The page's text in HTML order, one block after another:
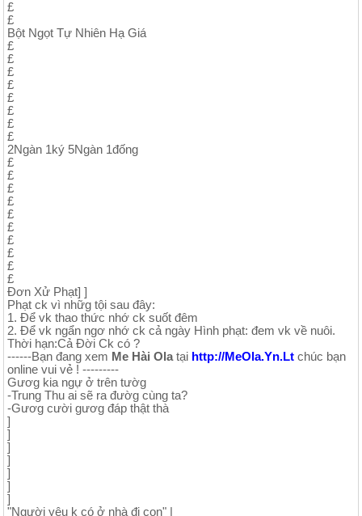
£
£
Bột Ngọt Tự Nhiên Hạ Giá
£
£
£
£
£
£
£
£
2Ngàn 1ký 5Ngàn 1đống
£
£
£
£
£
£
£
£
£
£
Đơn Xử Phạt] ]
Phạt ck vì nhữg tội sau đây:
1. Để vk thao thức nhớ ck suốt đêm
2. Để vk ngẩn ngơ nhớ ck cả ngày Hình phạt: đem vk về nuôi.
Thời hạn:Cả Đời Ck có ?
------Bạn đang xem Me Hài Ola tại http://MeOla.Yn.Lt chúc bạn
online vui vẻ ! ---------
Gươg kia ngự ở trên tườg
-Trung Thu ai sẽ ra đườg cùng ta?
-Gươg cười gươg đáp thật thà
]
]
]
]
]
]
]
"Người yêu k có ở nhà đi con" |